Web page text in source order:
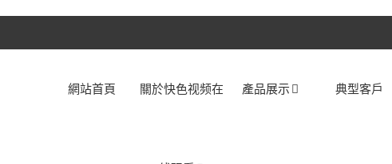
網站首頁 關於快色视频在 產品展示 典型客戶